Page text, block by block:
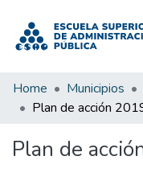
Home Municipios
Plan de